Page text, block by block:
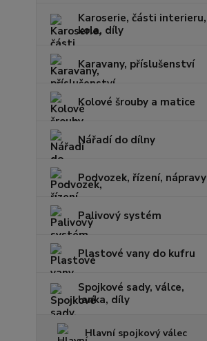
Karoserie, části interieru,
kola, díly
Karavany, příslušenství
Kolové šrouby a matice
Nářadí do dílny
Podvozek, řízení, nápravy
Palivový systém
Plastové vany do kufru
Spojkové sady, válce,
lanka, díly
Hlavní spojkový válec